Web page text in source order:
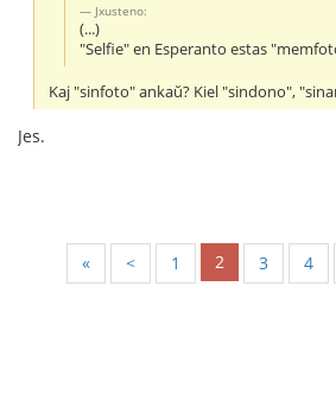
Jxusteno:
(...)
"Selfie" en Esperanto estas
Kaj "sinfoto" ankaŭ? Kiel "sindono",
Jes.
« < 1 2 3 4